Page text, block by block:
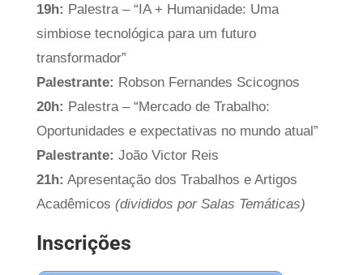
19h: Palestra – “IA + Humanidade: Uma
simbiose tecnológica para um futuro
transformador”
Palestrante: Robson Fernandes Scicognos
20h: Palestra – “Mercado de Trabalho:
Oportunidades e expectativas no mundo atual”
Palestrante: João Victor Reis
21h: Apresentação dos Trabalhos e Artigos
Acadêmicos (divididos por Salas Temáticas)
Inscrições